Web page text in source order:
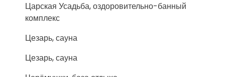
Царская Усадьба, оздоровительно-банный
комплекс
Цезарь, сауна
Цезарь, сауна